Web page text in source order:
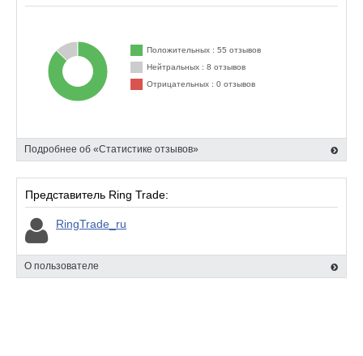
Ring Trade находится по адресу Москва Торговый центр
впечатлением от посещения данного заведения с будущими
посетителями.
Положительных : 55 отзывов
Нейтральных : 8 отзывов
Отрицательных : 0 отзывов
Подробнее об «Статистике отзывов»
Представитель Ring Trade:
RingTrade_ru
О пользователе